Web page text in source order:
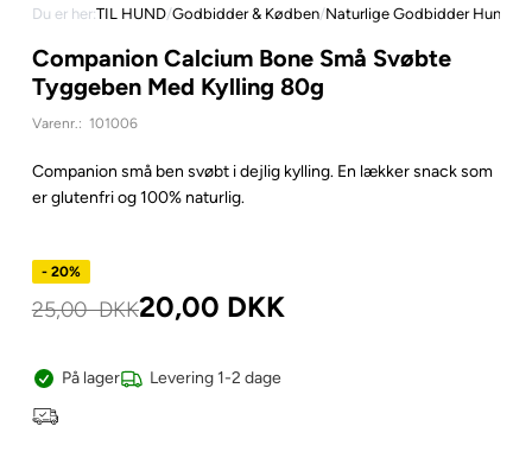
Du er her:TIL HUND/Godbidder & Kødben/Naturlige Godbidder Hund
Companion Calcium Bone Små Svøbte
Tyggeben Med Kylling 80g
Varenr.: 101006
Companion små ben svøbt i dejlig kylling. En lækker snack som
er glutenfri og 100% naturlig.
- 20%
25,00DKK20,00 DKK
På lager Levering 1-2 dage